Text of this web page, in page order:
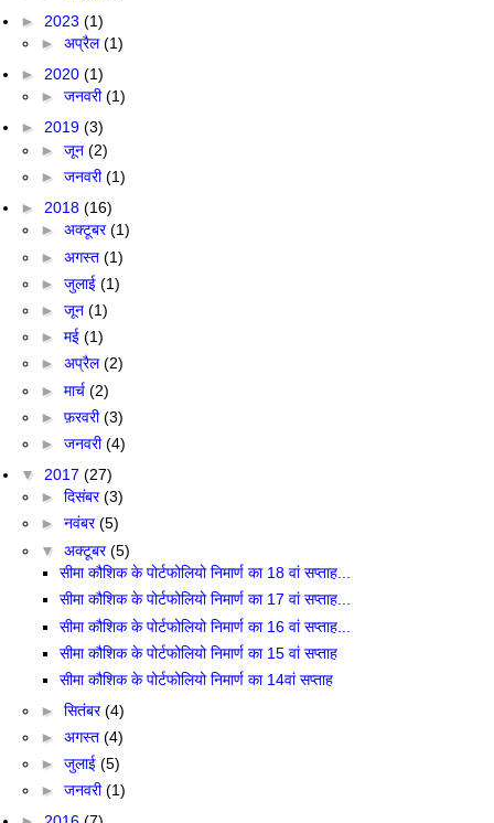
► 2023 (1)
► अप्रैल(1)
► 2020 (1)
► जनवरी(1)
► 2019 (3)
► जून (2)
► जनवरी(1)
► 2018 (16)
► अक्टूबर(1)
► अगस्त (1)
► जुलाई (1)
► जून (1)
► मई (1)
► अप्रैल(2)
► मार्च (2)
► फ़रवरी(3)
► जनवरी(4)
▼ 2017 (27)
► दिसंबर(3)
► नवंबर(5)
▼ अक्टूबर(5)
सीमा कौशिक के पोर्टफोलियो निमार्ण का 18 वां सप्ताह...
सीमा कौशिक के पोर्टफोलियो निमार्ण का 17 वां सप्ताह...
सीमा कौशिक के पोर्टफोलियो निमार्ण का 16 वां सप्ताह...
सीमा कौशिक के पोर्टफोलियो निमार्ण का 15 वां सप्ताह
सीमा कौशिक के पोर्टफोलियो निमार्ण का 14वां सप्ताह
► सितंबर(4)
► अगस्त (4)
► जुलाई (5)
► जनवरी(1)